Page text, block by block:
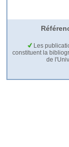
Les
constituent la
de